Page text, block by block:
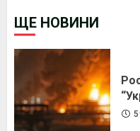
ЩЕ НОВИНИ